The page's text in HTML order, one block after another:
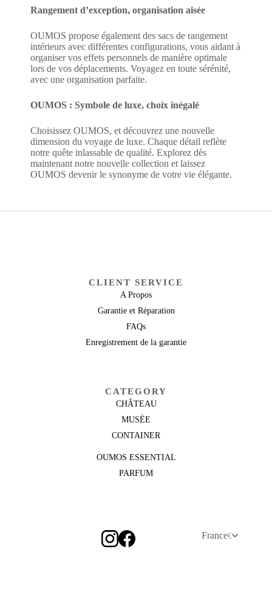
Rangement d’exception, organisation aisée
OUMOS propose également des sacs de rangement
intérieurs avec différentes configurations, vous aidant à
organiser vos effets personnels de manière optimale
lors de vos déplacements. Voyagez en toute sérénité,
avec une organisation parfaite.
OUMOS : Symbole de luxe, choix inégalé
Choisissez OUMOS, et découvrez une nouvelle
dimension du voyage de luxe. Chaque détail reflète
notre quête inlassable de qualité. Explorez dès
maintenant notre nouvelle collection et laissez
OUMOS devenir le synonyme de votre vie élégante.
CLIENT SERVICE
A Propos
Garantie et Réparation
FAQs
Enregistrement de la garantie
CATEGORY
CHÂTEAU
MUSÉE
CONTAINER
OUMOS ESSENTIAL
PARFUM
France€